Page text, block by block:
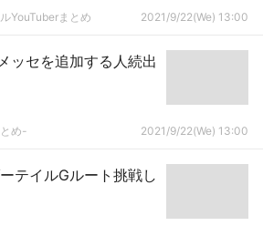
YouTuberまとめ 2021/9/22(We) 13:00
ッセを追加する人続出
め- 2021/9/22(We) 13:00
テイルGルート挑戦し